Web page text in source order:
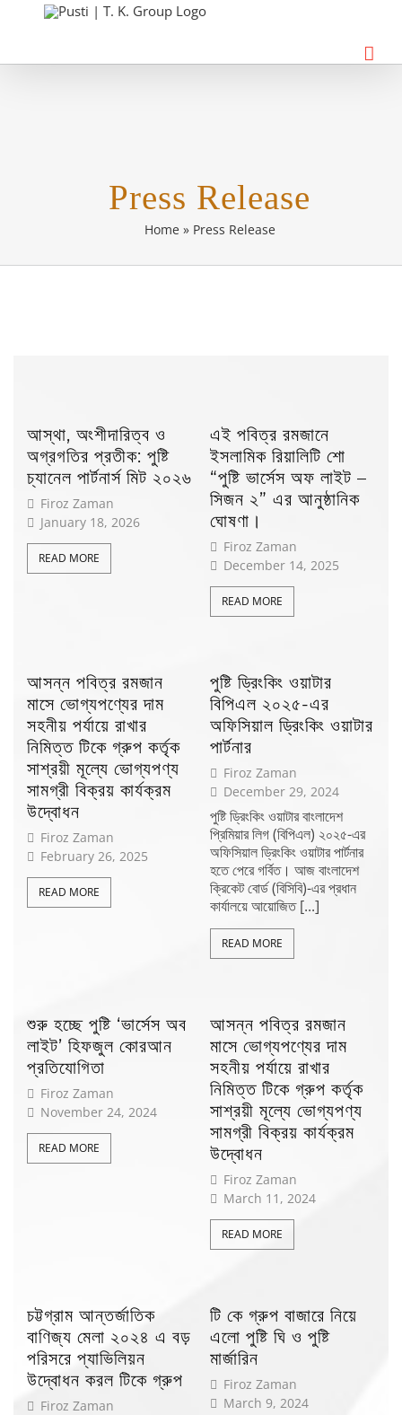
content
Press Release
Home » Press Release
আস্থা, অংশীদারিত্ব ও
অগ্রগতির প্রতীক: পুষ্টি
চ্যানেল পার্টনার্স মিট ২০২৬
Firoz Zaman
January 18, 2026
READ MORE
এই পবিত্র রমজানে
ইসলামিক রিয়ালিটি শো
“পুষ্টি ভার্সেস অফ লাইট –
সিজন ২” এর আনুষ্ঠানিক
ঘোষণা।
Firoz Zaman
December 14, 2025
READ MORE
আসন্ন পবিত্র রমজান
মাসে ভোগ্যপণ্যের দাম
সহনীয় পর্যায়ে রাখার
নিমিত্ত টিকে গ্রুপ কর্তৃক
সাশ্রয়ী মূল্যে ভোগ্যপণ্য
সামগ্রী বিক্রয় কার্যক্রম
উদ্বোধন
Firoz Zaman
February 26, 2025
READ MORE
পুষ্টি ড্রিংকিং ওয়াটার
বিপিএল ২০২৫-এর
অফিসিয়াল ড্রিংকিং ওয়াটার
পার্টনার
Firoz Zaman
December 29, 2024
পুষ্টি ড্রিংকিং ওয়াটার বাংলাদেশ
প্রিমিয়ার লিগ (বিপিএল) ২০২৫-এর
অফিসিয়াল ড্রিংকিং ওয়াটার পার্টনার
হতে পেরে গর্বিত। আজ বাংলাদেশ
ক্রিকেট বোর্ড (বিসিবি)-এর প্রধান
কার্যালয়ে আয়োজিত [...]
READ MORE
শুরু হচ্ছে পুষ্টি ‘ভার্সেস অব
লাইট’ হিফজুল কোরআন
প্রতিযোগিতা
Firoz Zaman
November 24, 2024
READ MORE
আসন্ন পবিত্র রমজান
মাসে ভোগ্যপণ্যের দাম
সহনীয় পর্যায়ে রাখার
নিমিত্ত টিকে গ্রুপ কর্তৃক
সাশ্রয়ী মূল্যে ভোগ্যপণ্য
সামগ্রী বিক্রয় কার্যক্রম
উদ্বোধন
Firoz Zaman
March 11, 2024
READ MORE
চট্টগ্রাম আন্তর্জাতিক
বাণিজ্য মেলা ২০২৪ এ বড়
পরিসরে প্যাভিলিয়ন
উদ্বোধন করল টিকে গ্রুপ
Firoz Zaman
টি কে গ্রুপ বাজারে নিয়ে
এলো পুষ্টি ঘি ও পুষ্টি
মার্জারিন
Firoz Zaman
March 9, 2024